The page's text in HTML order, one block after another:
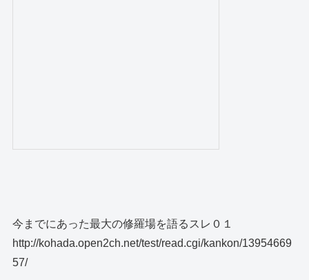
今までにあった最大の修羅場を語るスレ０１
http://kohada.open2ch.net/test/read.cgi/kankon/13954669
57/